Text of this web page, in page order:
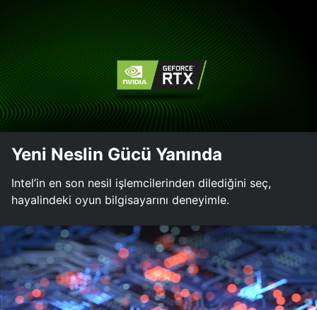
Yeni Neslin Gücü Yanında
Intel’in en son nesil işlemcilerinden dilediğini seç,
hayalindeki oyun bilgisayarını deneyimle.